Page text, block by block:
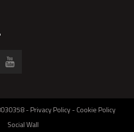
-Privacy Policy-Cookie Policy
Social Wall